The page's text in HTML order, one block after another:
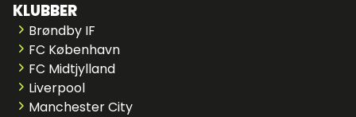
KLUBBER
Brøndby IF
FC København
FC Midtjylland
Liverpool
Manchester City